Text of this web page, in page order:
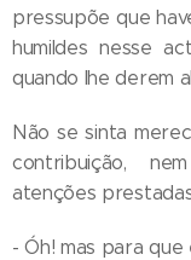
pressupõe que
humildes nesse
quando lhe derem
Não se sinta
contribuição,
atenções
- Óh! mas para